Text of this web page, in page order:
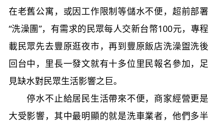
在老舊公寓，或因工作限制等儲水不便，超前部署
“洗澡團”，有需求的民眾每人交新台幣100元，專程
載民眾先去豐原逛夜市，再到豐原飯店洗澡盥洗後
回台中，里長一發文就有十多位里民報名參加，足
見缺水對民眾生活影響之巨。
停水不止給居民生活帶來不便，商家經營更是
大受影響，其中最明顯的就是洗車業者，他們多半